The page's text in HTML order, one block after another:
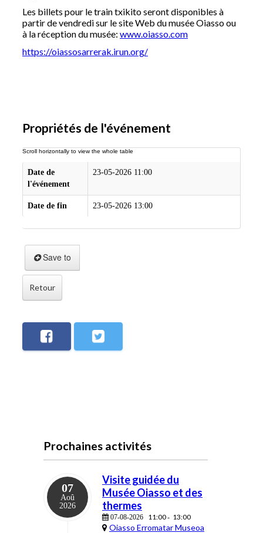
Les billets pour le train txikito seront disponibles à
partir de vendredi sur le site Web du musée Oiasso ou
à la réception du musée: www.oiasso.com
https://oiassosarrerak.irun.org/
Propriétés de l'événement
Date de
l'événement
23-05-2026 11:00
Date de fin 23-05-2026 13:00
Save to
Retour
Prochaines activités
07
Aoû
2026
Visite guidée du
Musée Oiasso et des
thermes
07-08-2026 11:00- 13:00
Oiasso Erromatar Museoa